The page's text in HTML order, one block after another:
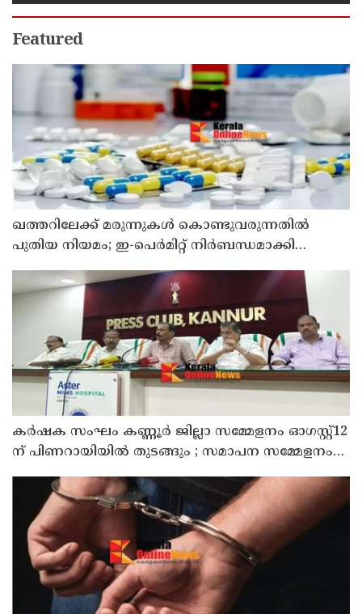
ഭൂമി നൽകണം : റസാഖ് പാലേരി
Featured
ഖത്തറിലേക്ക് മരുന്നുകള്‍ കൊണ്ടുവരുന്നതില്‍
പുതിയ നിയമം; ഇ-പെര്‍മിറ്റ് നിര്‍ബന്ധമാക്കി
കർഷക സംഘം കണ്ണൂർ ജില്ലാ സമ്മേളനം ഓഗസ്റ്റ്12
ന് പിണറായിയിൽ തുടങ്ങും ; സമാപന സമ്മേളനം
ചെയ്യും